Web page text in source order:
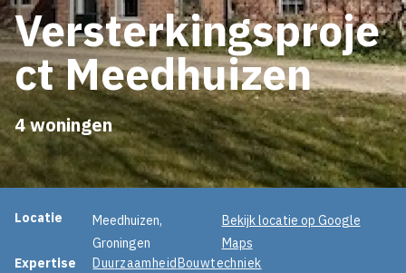
Versterkingsproje
ct Meedhuizen
4 woningen
Projectinformatie
Locatie
Meedhuizen,
Groningen
Bekijk locatie op Google
Maps
Expertise
Duurzaamheid Bouwtechniek